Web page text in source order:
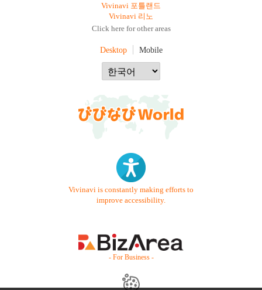
Vivinavi 포틀랜드
Vivinavi 리노
Click here for other areas
Desktop Mobile
Vivinavi is constantly making efforts to
improve accessibility.
- For Business -